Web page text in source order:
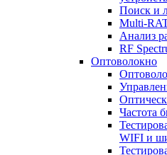
Поиск и
Multi-
Анализ
RF
Оптоволокно
Частота
WIFI и